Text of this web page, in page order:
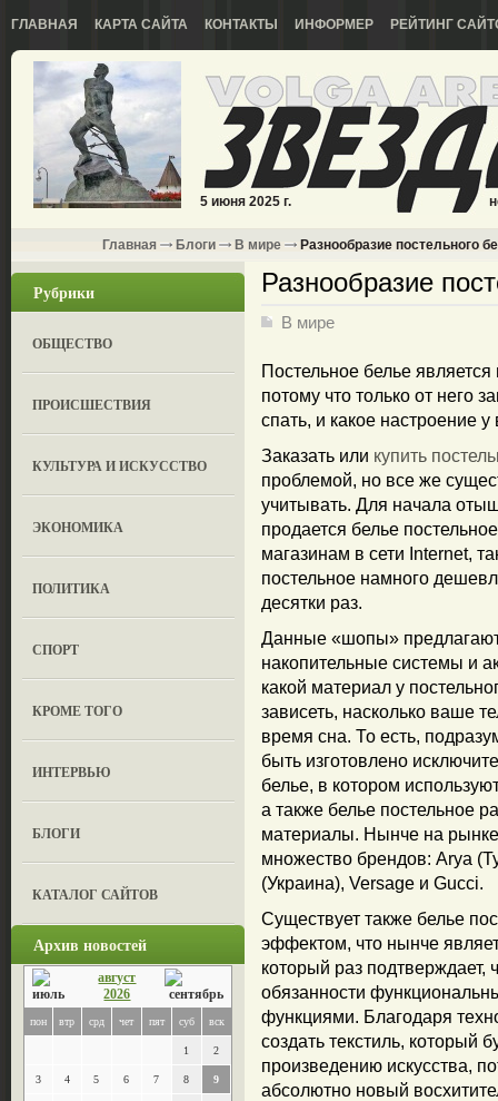
ГЛАВНАЯ КАРТА САЙТА КОНТАКТЫ ИНФОРМЕР РЕЙТИНГ
5 июня 2025 г.
Главная Блоги В мире Разнообразие постельного
Рубрики
ОБЩЕСТВО
ПРОИСШЕСТВИЯ
КУЛЬТУРА И ИСКУССТВО
ЭКОНОМИКА
ПОЛИТИКА
СПОРТ
КРОМЕ ТОГО
ИНТЕРВЬЮ
БЛОГИ
КАТАЛОГ САЙТОВ
Архив новостей
август
2026
пон втр срд чет пят суб вск
1 2
3 4 5 6 7 8 9
Разнообразие
В мире
Постельное белье
потому что только от него
спать, и какое настроение у
Заказать или купить
проблемой, но все же
учитывать. Для начала
продается белье
магазинам в сети Internet,
постельное намного
десятки раз.
Данные «шопы» предлагают
накопительные системы и
какой материал у
зависеть, насколько ваше
время сна. То есть,
быть изготовлено
белье, в котором
а также белье постельное
материалы. Нынче на рынке
множество брендов: Arya
(Украина), Versage и Gucci.
Существует также белье
эффектом, что нынче
который раз подтверждает,
обязанности
функциями. Благодаря
создать текстиль, который
произведению искусства,
абсолютно новый